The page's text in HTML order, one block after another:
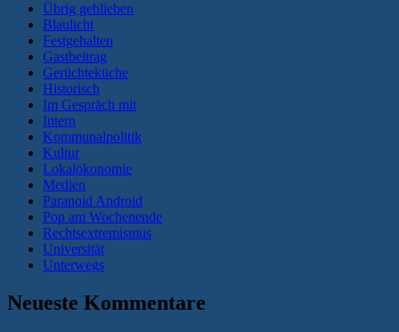
Übrig geblieben
Blaulicht
Festgehalten
Gastbeitrag
Gerüchteküche
Historisch
Im Gespräch mit
Intern
Kommunalpolitik
Kultur
Lokalökonomie
Medien
Paranoid Android
Pop am Wochenende
Rechtsextremismus
Universität
Unterwegs
Neueste Kommentare